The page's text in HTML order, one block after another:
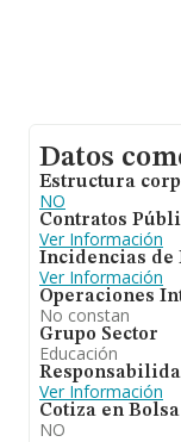
Datos
Estructura
NO
Contratos
Ver Información
Incidencias de
Ver Información
Operaciones
No constan
Grupo Sector
Educación
Ver Información
Cotiza en Bolsa
NO